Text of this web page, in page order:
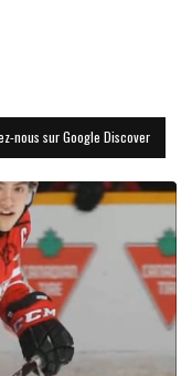
nous sur Google Discover